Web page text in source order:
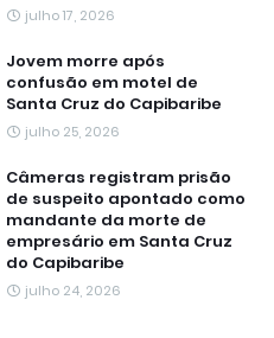
julho 17, 2026
Jovem morre após
confusão em motel de
Santa Cruz do Capibaribe
julho 25, 2026
Câmeras registram prisão
de suspeito apontado como
mandante da morte de
empresário em Santa Cruz
do Capibaribe
julho 24, 2026